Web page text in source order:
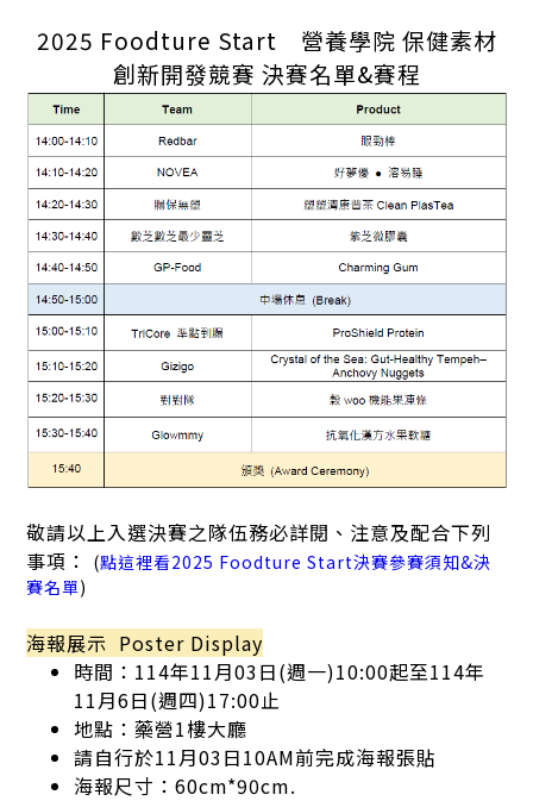
2025 Foodture Start 營養學院 保健素材
創新開發競賽 決賽名單&賽程
敬請以上入選決賽之隊伍務必詳閱、注意及配合下列
事項：
(點這裡看2025 Foodture Start決賽參賽須知&決
賽名單)
海報展示 Poster Display
時間：114年11月03日(週一)10:00起至114年
11月6日(週四)17:00止
地點：藥營1樓大廳
請自行於11月03日10AM前完成海報張貼
海報尺寸：60cm*90cm.